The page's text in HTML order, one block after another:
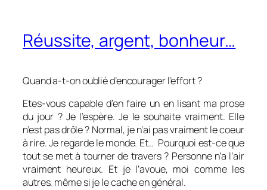
Réussite, argent, bonheur…
Quand a-t-on oublié d’encourager l’effort ?
Etes-vous capable d’en faire un en lisant ma prose
du jour ? Je l’espère. Je le souhaite vraiment. Elle
n’est pas drôle ? Normal, je n’ai pas vraiment le coeur
à rire. Je regarde le monde. Et… Pourquoi est-ce que
tout se met à tourner de travers ? Personne n’a l’air
vraiment heureux. Et je l’avoue, moi comme les
autres, même si je le cache en général.